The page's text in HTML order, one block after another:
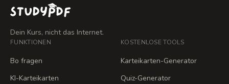
Dein Kurs, nicht das Internet.
FUNKTIONEN
Bo fragen
KI-Karteikarten
KOSTENLOSE TOOLS
Karteikarten-Generator
Quiz-Generator